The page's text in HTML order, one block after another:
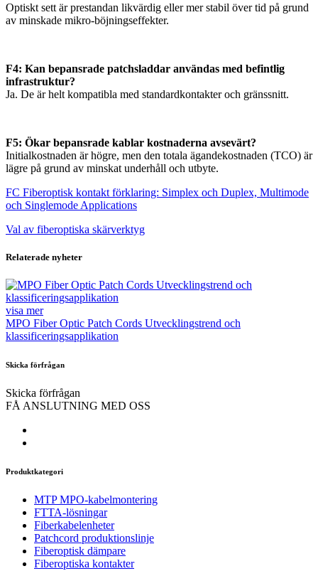
Optiskt sett är prestandan likvärdig eller mer stabil över tid på grund
av minskade mikro-böjningseffekter.
F4: Kan bepansrade patchsladdar användas med befintlig
infrastruktur?
Ja. De är helt kompatibla med standardkontakter och gränssnitt.
F5: Ökar bepansrade kablar kostnaderna avsevärt?
Initialkostnaden är högre, men den totala ägandekostnaden (TCO) är
lägre på grund av minskat underhåll och utbyte.
FC Fiberoptisk kontakt förklaring: Simplex och Duplex, Multimode
och Singlemode Applications
Val av fiberoptiska skärverktyg
Relaterade nyheter
visa mer
MPO Fiber Optic Patch Cords Utvecklingstrend och
klassificeringsapplikation
Skicka förfrågan
Skicka förfrågan
FÅ ANSLUTNING MED OSS
Produktkategori
MTP MPO-kabelmontering
FTTA-lösningar
Fiberkabelenheter
Patchcord produktionslinje
Fiberoptisk dämpare
Fiberoptiska kontakter